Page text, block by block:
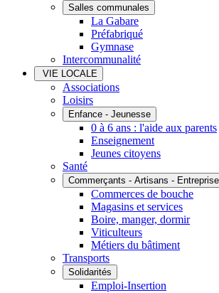
Salles communales
La Gabare
Préfabriqué
Gymnase
Intercommunalité
VIE LOCALE
Associations
Loisirs
Enfance - Jeunesse
0 à 6 ans : l'aide aux parents
Enseignement
Jeunes citoyens
Santé
Commerçants - Artisans -
Commerces de bouche
Magasins et services
Boire, manger, dormir
Viticulteurs
Métiers du bâtiment
Transports
Solidarités
Emploi-Insertion